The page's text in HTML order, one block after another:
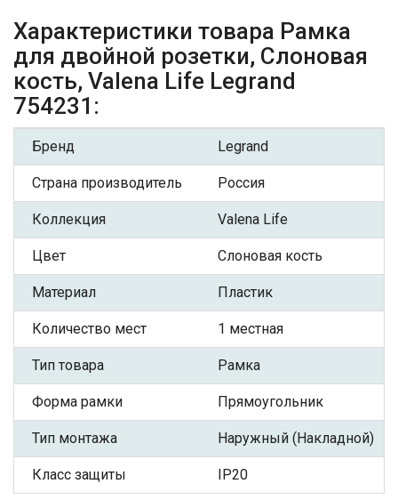
Характеристики товара Рамка
для двойной розетки, Слоновая
кость, Valena Life Legrand
754231:
Бренд Legrand
Страна производитель Россия
Коллекция Valena Life
Цвет Слоновая кость
Материал Пластик
Количество мест 1 местная
Тип товара Рамка
Форма рамки Прямоугольник
Тип монтажа Наружный (Накладной)
Класс защиты IP20